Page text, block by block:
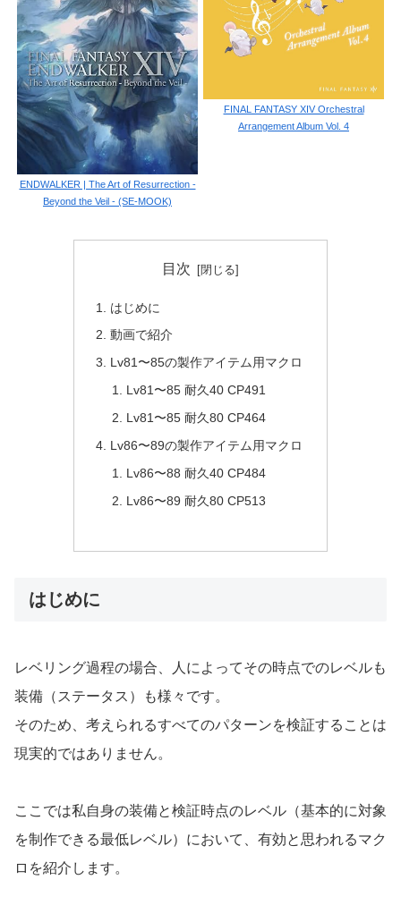
ENDWALKER | The Art of Resurrection -
Beyond the Veil - (SE-MOOK)
FINAL FANTASY XIV Orchestral
Arrangement Album Vol. 4
目次
はじめに
動画で紹介
Lv81〜85の製作アイテム用マクロ
Lv81〜85 耐久40 CP491
Lv81〜85 耐久80 CP464
Lv86〜89の製作アイテム用マクロ
Lv86〜88 耐久40 CP484
Lv86〜89 耐久80 CP513
はじめに
レベリング過程の場合、人によってその時点でのレベルも
装備（ステータス）も様々です。
そのため、考えられるすべてのパターンを検証することは
現実的ではありません。
ここでは私自身の装備と検証時点のレベル（基本的に対象
を制作できる最低レベル）において、有効と思われるマク
ロを紹介します。